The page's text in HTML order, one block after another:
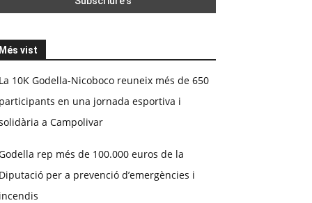
Més vist
La 10K Godella-Nicoboco reuneix més de 650
participants en una jornada esportiva i
a Campolivar
rep més de 100.000 euros de la
Diputació per a prevenció d’emergències i
incendis